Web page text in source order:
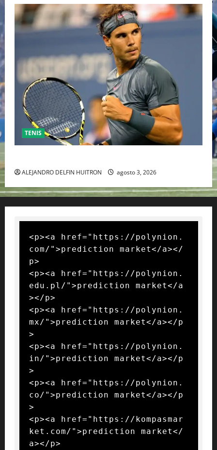
TENIS
ALEJANDRO DELFIN HUITRON agosto 3, 2026
<p><a href="https://polynion.
com/">prediction market</a></
p>
<p><a href="https://polynion.
edu.pl/">prediction market</a
></p>
<p><a href="https://polynion.
mx/">prediction market</a></p
>
<p><a href="https://polynion.
in/">prediction market</a></p
>
<p><a href="https://polynion.
co/">prediction market</a></p
>
<p><a href="https://kompasmar
ket.com/">prediction market</
a></p>